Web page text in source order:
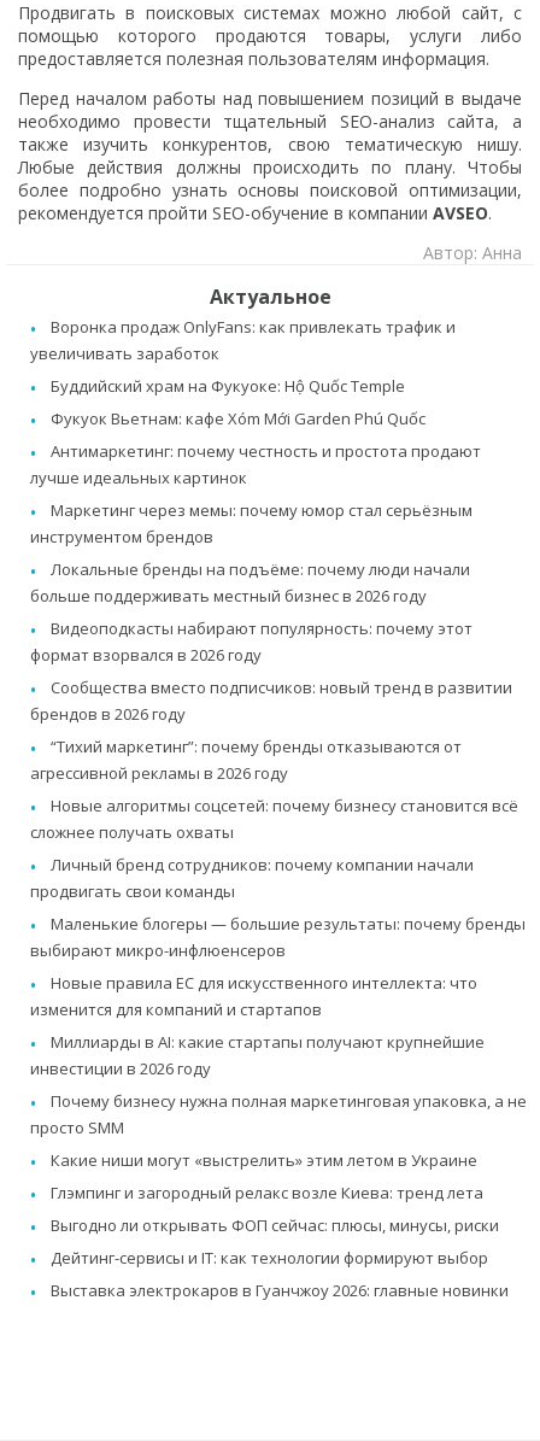
Продвигать в поисковых системах можно любой сайт, с
помощью которого продаются товары, услуги либо
предоставляется полезная пользователям информация.
Перед началом работы над повышением позиций в выдаче
необходимо провести тщательный SEO-анализ сайта, а
также изучить конкурентов, свою тематическую нишу.
Любые действия должны происходить по плану. Чтобы
более подробно узнать основы поисковой оптимизации,
рекомендуется пройти SEO-обучение в компании AVSEO.
Автор: Анна
Актуальное
Воронка продаж OnlyFans: как привлекать трафик и
увеличивать заработок
Буддийский храм на Фукуоке: Hộ Quốc Temple
Фукуок Вьетнам: кафе Xóm Mới Garden Phú Quốc
Антимаркетинг: почему честность и простота продают
лучше идеальных картинок
Маркетинг через мемы: почему юмор стал серьёзным
инструментом брендов
Локальные бренды на подъёме: почему люди начали
больше поддерживать местный бизнес в 2026 году
Видеоподкасты набирают популярность: почему этот
формат взорвался в 2026 году
Сообщества вместо подписчиков: новый тренд в развитии
брендов в 2026 году
“Тихий маркетинг”: почему бренды отказываются от
агрессивной рекламы в 2026 году
Новые алгоритмы соцсетей: почему бизнесу становится всё
сложнее получать охваты
Личный бренд сотрудников: почему компании начали
продвигать свои команды
Маленькие блогеры — большие результаты: почему бренды
выбирают микро-инфлюенсеров
Новые правила ЕС для искусственного интеллекта: что
изменится для компаний и стартапов
Миллиарды в AI: какие стартапы получают крупнейшие
инвестиции в 2026 году
Почему бизнесу нужна полная маркетинговая упаковка, а не
просто SMM
Какие ниши могут «выстрелить» этим летом в Украине
Глэмпинг и загородный релакс возле Киева: тренд лета
Выгодно ли открывать ФОП сейчас: плюсы, минусы, риски
Дейтинг-сервисы и IT: как технологии формируют выбор
Выставка электрокаров в Гуанчжоу 2026: главные новинки